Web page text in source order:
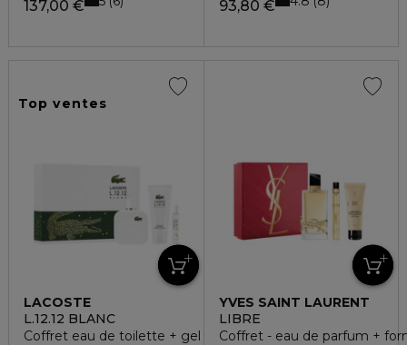
137,00 € 93,80 €
Top ventes
LACOSTE
L.12.12 BLANC
Coffret eau de toilette + gel douche + vaporisateur voyage
YVES SAINT LAURENT
LIBRE
Coffret - eau de parfum +